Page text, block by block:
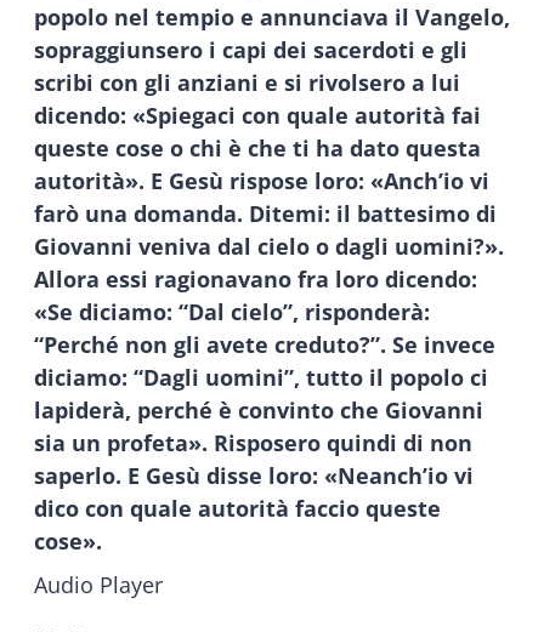
popolo nel tempio e annunciava il Vangelo,
sopraggiunsero i capi dei sacerdoti e gli
scribi con gli anziani e si rivolsero a lui
dicendo: «Spiegaci con quale autorità fai
queste cose o chi è che ti ha dato questa
autorità». E Gesù rispose loro: «Anch’io vi
farò una domanda. Ditemi: il battesimo di
Giovanni veniva dal cielo o dagli uomini?».
Allora essi ragionavano fra loro dicendo:
«Se diciamo: “Dal cielo”, risponderà:
“Perché non gli avete creduto?”. Se invece
diciamo: “Dagli uomini”, tutto il popolo ci
lapiderà, perché è convinto che Giovanni
sia un profeta». Risposero quindi di non
saperlo. E Gesù disse loro: «Neanch’io vi
dico con quale autorità faccio queste
cose».
Audio Player